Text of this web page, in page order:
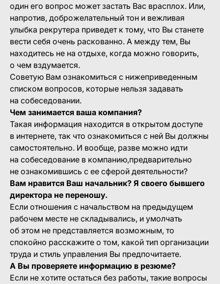
один его вопрос может застать Вас врасплох. Или,
напротив, доброжелательный тон и вежливая
улыбка рекрутера приведет к тому, что Вы станете
вести себя очень раскованно. А между тем, Вы
находитесь не на отдыхе, когда можно говорить,
о чем вздумается.
Советую Вам ознакомиться с нижеприведенным
списком вопросов, которые нельзя задавать
на собеседовании.
Чем занимается ваша компания?
Такая информация находится в открытом доступе
в интернете, так что ознакомиться с ней Вы должны
самостоятельно. И вообще, разве можно идти
на собеседование в компанию,предварительно
не ознакомившись с ее сферой деятельности?
Вам нравится Ваш начальник? Я своего бывшего
директора не переношу.
Если отношения с начальством на предыдущем
рабочем месте не складывались, и умолчать
об этом не представляется возможным, то
спокойно расскажите о том, какой тип организации
труда и стиль управления Вы предпочитаете.
А Вы проверяете информацию в резюме?
Если не хотите остаться без работы, такие вопросы